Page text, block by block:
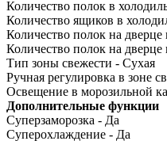
Количество полок в
Количество ящиков в
Количество полок на
Количество полок на
Тип зоны свежести - Сухая
Ручная регулировка в зоне
Освещение в морозильной
Дополнительные функции
Суперзаморозка - Да
Суперохлаждение - Да